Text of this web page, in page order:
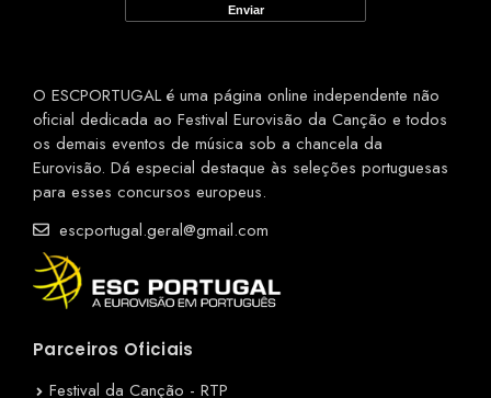
O ESCPORTUGAL é uma página online independente não
oficial dedicada ao Festival Eurovisão da Canção e todos
os demais eventos de música sob a chancela da
Eurovisão. Dá especial destaque às seleções portuguesas
para esses concursos europeus.
escportugal.geral@gmail.com
Parceiros Oficiais
Festival da Canção - RTP